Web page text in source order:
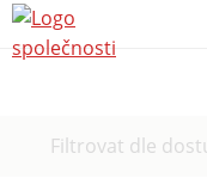
Filtrovat dle